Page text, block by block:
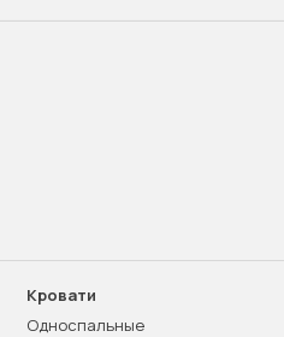
Кровати
Односпальные